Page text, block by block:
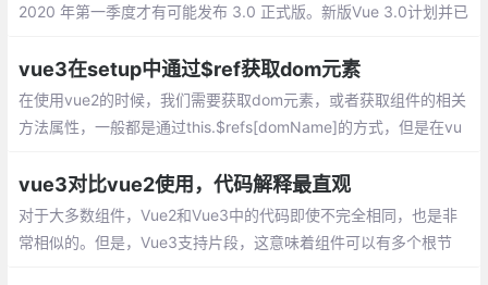
2020 年第一季度才有可能发布 3.0 正式版。新版Vue 3.0计划并已
vue3在setup中通过$ref获取dom元素
在使用vue2的时候，我们需要获取dom元素，或者获取组件的相关
方法属性，一般都是通过this.$refs[domName]的方式，但是在vu
vue3对比vue2使用，代码解释最直观
对于大多数组件，Vue2和Vue3中的代码即使不完全相同，也是非
常相似的。但是，Vue3支持片段，这意味着组件可以有多个根节